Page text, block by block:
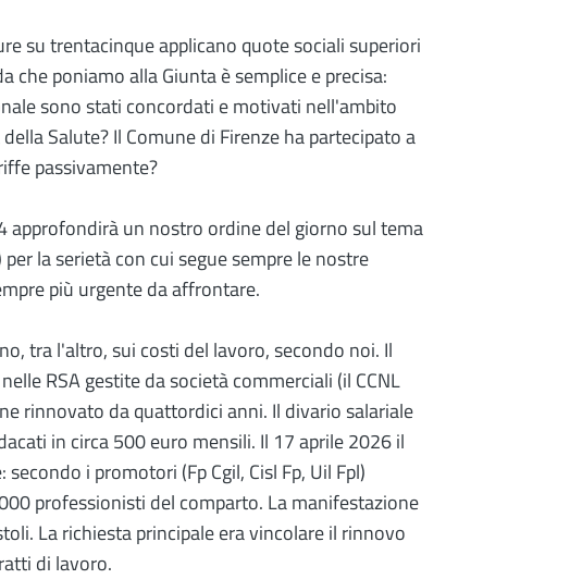
su trentacinque applicano quote sociali superiori
che poniamo alla Giunta è semplice e precisa:
sono stati concordati e motivati nell'ambito
Salute? Il Comune di Firenze ha partecipato a
passivamente?
approfondirà un nostro ordine del giorno sul tema
la serietà con cui segue sempre le nostre
più urgente da affrontare.
tra l'altro, sui costi del lavoro, secondo noi. Il
RSA gestite da società commerciali (il CCNL
rinnovato da quattordici anni. Il divario salariale
in circa 500 euro mensili. Il 17 aprile 2026 il
i promotori (Fp Cgil, Cisl Fp, Uil Fpl)
professionisti del comparto. La manifestazione
La richiesta principale era vincolare il rinnovo
di lavoro.